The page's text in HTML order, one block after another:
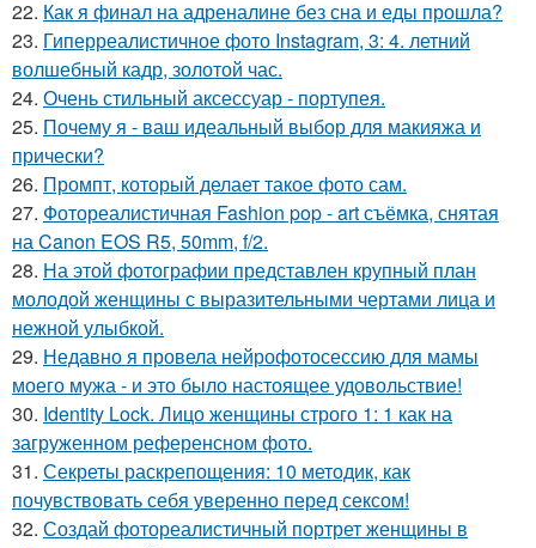
22. Как я финал на адреналине без сна и еды прошла?
23. Гиперреалистичное фото Instagram, 3: 4. летний
волшебный кадр, золотой час.
24. Очень стильный аксессуар - портупея.
25. Почему я - ваш идеальный выбор для макияжа и
прически?
26. Промпт, который делает такое фото сам.
27. Фотореалистичная Fashion pop - art съёмка, снятая
на Canon EOS R5, 50mm, f/2.
28. На этой фотографии представлен крупный план
молодой женщины с выразительными чертами лица и
нежной улыбкой.
29. Недавно я провела нейрофотосессию для мамы
моего мужа - и это было настоящее удовольствие!
30. Identity Lock. Лицо женщины строго 1: 1 как на
загруженном референсном фото.
31. Секреты раскрепощения: 10 методик, как
почувствовать себя уверенно перед сексом!
32. Создай фотореалистичный портрет женщины в